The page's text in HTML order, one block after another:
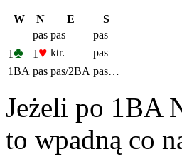
W N E
S
pas pas
pas
1♣ 1 ♥ ktr.
pas
1BA pas pas/2BA pas…
Jeżeli po 1BA
to wpadną co